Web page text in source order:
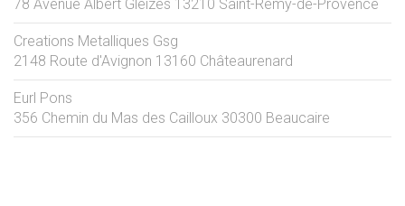
78 Avenue Albert Gleizes 13210 Saint-Rémy-de-Provence
Creations Metalliques Gsg
2148 Route d'Avignon 13160 Châteaurenard
Eurl Pons
356 Chemin du Mas des Cailloux 30300 Beaucaire